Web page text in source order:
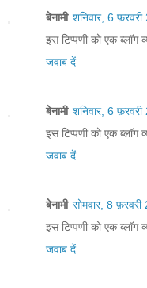
बेनामी शनिवार, 6
इस टिप्पणी को एक ब्लॉग
जवाब दें
बेनामी शनिवार, 6
इस टिप्पणी को एक ब्लॉग
जवाब दें
बेनामी सोमवार, 8
इस टिप्पणी को एक ब्लॉग
जवाब दें